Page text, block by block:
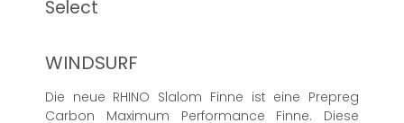
Select
WINDSURF
Die neue RHINO Slalom Finne ist eine Prepreg
Carbon Maximum Performance Finne. Diese